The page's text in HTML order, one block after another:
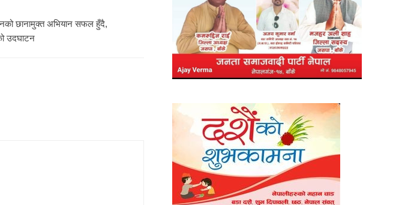
छानामुक्त अभियान सफल हुँदै,
उदघाटन